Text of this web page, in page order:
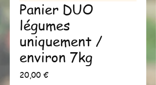
Panier DUO
légumes
uniquement /
environ 7kg
20,00 €Prix